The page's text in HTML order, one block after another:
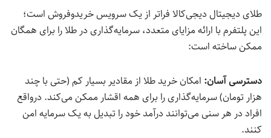
طلای دیجیتال دیجی‌کالا فراتر از یک سرویس خریدوفروش است؛
این پلتفرم با ارائه‌ مزایای متعدد، سرمایه‌گذاری در طلا را برای همگان
ممکن ساخته است:
دسترسی آسان: امکان خرید طلا از مقادیر بسیار کم (حتی با چند
هزار تومان) سرمایه‌گذاری را برای همه اقشار ممکن می‌کند. درواقع
افراد در هر سنی می‌توانند درآمد خود را تبدیل به یک سرمایه امن
کنند.